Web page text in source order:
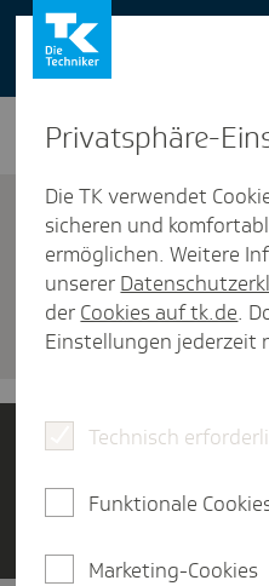
You can also use our website
change to English version
Termin
Versicherung
Jetzt Mitglied werden
Privat­sphäre-
Die TK verwendet
sicheren und
ermöglichen. Weitere
unserer
der Cookies auf tk.de.
Einstellungen jederzeit
Technisch
Funktionale
Marketing-Cookies